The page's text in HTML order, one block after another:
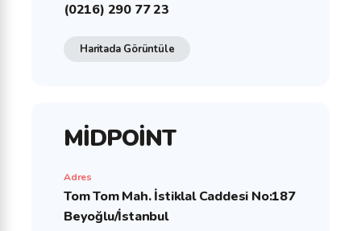
(0216) 290 77 23
Haritada Görüntüle
MİDPOİNT
Adres
Tom Tom Mah. İstiklal Caddesi No:187
Beyoğlu/İstanbul